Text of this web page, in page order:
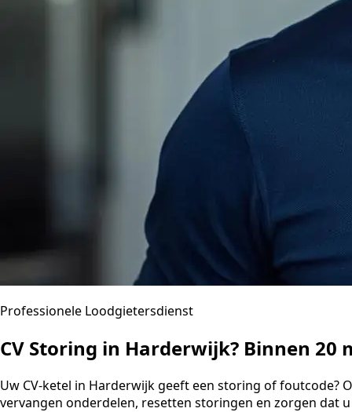
Professionele Loodgietersdienst
CV Storing in Harderwijk? Binnen
Uw CV-ketel in Harderwijk geeft een storing of foutcode?
vervangen onderdelen, resetten storingen en zorgen dat